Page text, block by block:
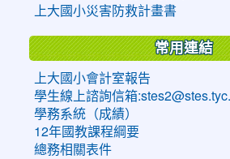
上大國小災害防救計畫書
常用連結
上大國小會計室報告
學生線上諮詢信箱
學務系統（成績）
12年國教課程綱要
總務相關表件